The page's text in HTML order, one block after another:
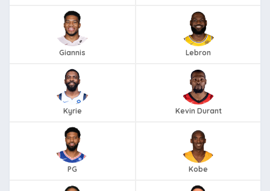
Giannis Lebron
Kyrie Kevin Durant
PG Kobe